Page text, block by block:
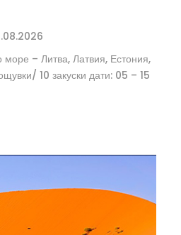
– Литва, Латвия, Естония,
10 закуски дати: 05 – 15